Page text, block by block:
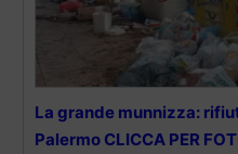
La grande munnizza:
Palermo CLICCA PER